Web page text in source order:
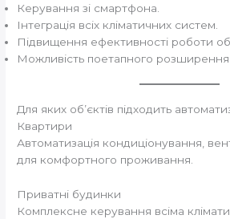
Керування зі смартфона.
Інтеграція всіх кліматичних систем.
Підвищення ефективності роботи
Можливість поетапного розширення
Для яких об’єктів підходить
Квартири
Автоматизація кондиціонування,
для комфортного проживання.
Приватні будинки
Комплексне керування всіма